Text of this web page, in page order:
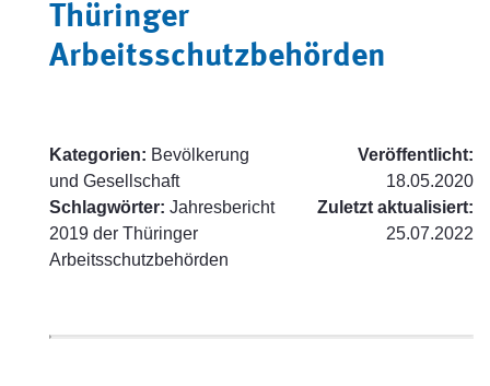
Thüringer
Arbeitsschutzbehörden
Kategorien: Bevölkerung
und Gesellschaft
Schlagwörter: Jahresbericht
2019 der Thüringer
Arbeitsschutzbehörden
Veröffentlicht:
18.05.2020
Zuletzt aktualisiert:
25.07.2022